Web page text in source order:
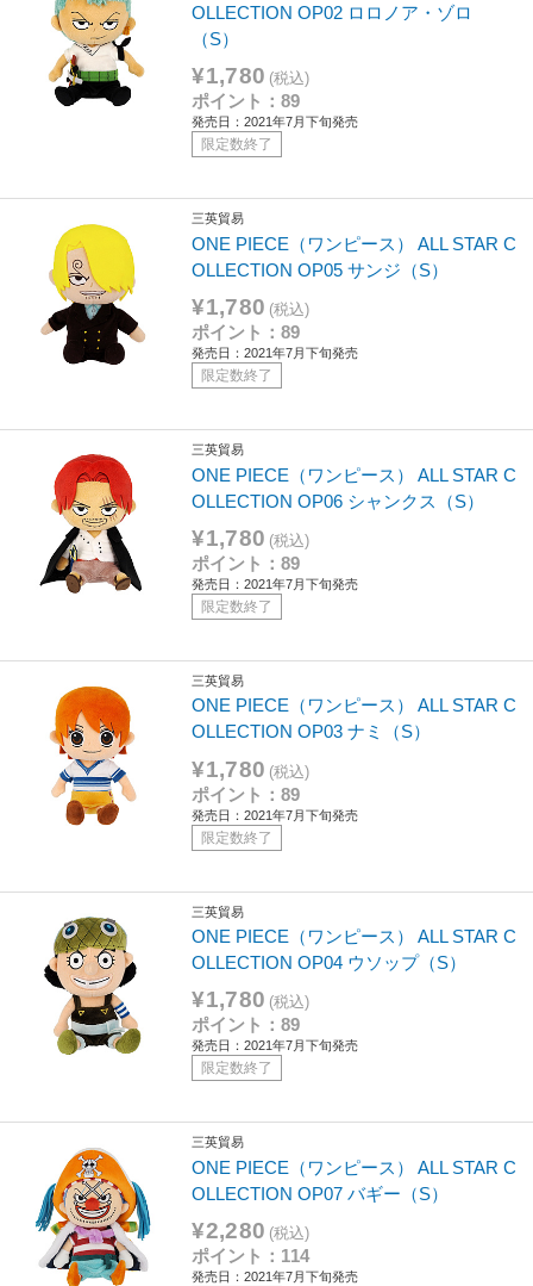
OLLECTION OP02 ロロノア・ゾロ
（S）
¥1,780 (税込)
ポイント：89
発売日：2021年7月下旬発売
限定数終了
三英貿易
ONE PIECE（ワンピース） ALL STAR C
OLLECTION OP05 サンジ（S）
¥1,780 (税込)
ポイント：89
発売日：2021年7月下旬発売
限定数終了
三英貿易
ONE PIECE（ワンピース） ALL STAR C
OLLECTION OP06 シャンクス（S）
¥1,780 (税込)
ポイント：89
発売日：2021年7月下旬発売
限定数終了
三英貿易
ONE PIECE（ワンピース） ALL STAR C
OLLECTION OP03 ナミ（S）
¥1,780 (税込)
ポイント：89
発売日：2021年7月下旬発売
限定数終了
三英貿易
ONE PIECE（ワンピース） ALL STAR C
OLLECTION OP04 ウソップ（S）
¥1,780 (税込)
ポイント：89
発売日：2021年7月下旬発売
限定数終了
三英貿易
ONE PIECE（ワンピース） ALL STAR C
OLLECTION OP07 バギー（S）
¥2,280 (税込)
ポイント：114
発売日：2021年7月下旬発売